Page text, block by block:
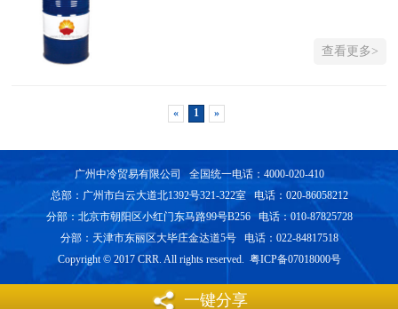
查看更多>
« 1 »
广州中冷贸易有限公司 全国统一电话：4000-020-410
总部：广州市白云大道北1392号321-322室 电话：020-86058212
分部：北京市朝阳区小红门东马路99号B256 电话：010-87825728
分部：天津市东丽区大毕庄金达道5号 电话：022-84817518
Copyright © 2017 CRR. All rights reserved. 粤ICP备07018000号
一键分享